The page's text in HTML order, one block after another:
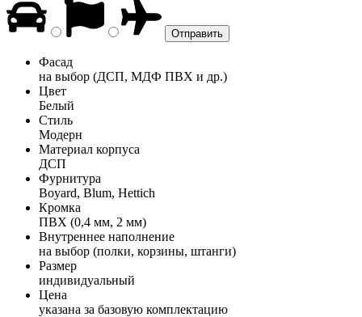
Фасад
на выбор (ДСП, МДФ ПВХ и др.)
Цвет
Белый
Стиль
Модерн
Материал корпуса
ДСП
Фурнитура
Boyard, Blum, Hettich
Кромка
ПВХ (0,4 мм, 2 мм)
Внутреннее наполнение
на выбор (полки, корзины, штанги)
Размер
индивидуальный
Цена
указана за базовую комплектацию